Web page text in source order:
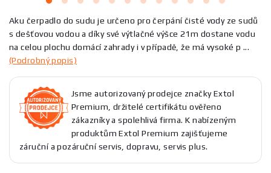
Aku čerpadlo do sudu je určeno pro čerpání čisté vody ze sudů
s dešťovou vodou a díky své výtlačné výšce 21m dostane vodu
na celou plochu domácí zahrady i v případě, že má vysoké p ...
(Podrobný popis)
Jsme autorizovaný prodejce značky Extol
Premium, držitelé certifikátu ověřeno
zákazníky a spolehlivá firma. K nabízeným
produktům Extol Premium zajišťujeme
záruční a pozáruční servis, dopravu, servis plus.